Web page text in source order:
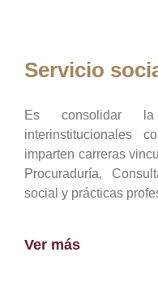
Servicio
Es consolidar
interinstitucionales
imparten carreras
Procuraduría,
social y prácticas
Ver más